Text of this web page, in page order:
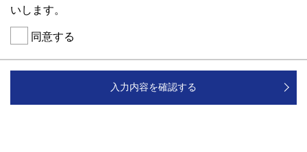
いします。
同意する